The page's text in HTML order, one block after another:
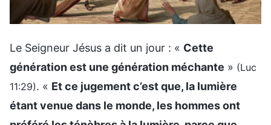
Le Seigneur Jésus a dit un jour : « Cette
génération est une génération méchante » (Luc
11:29). « Et ce jugement c’est que, la lumière
étant venue dans le monde, les hommes ont